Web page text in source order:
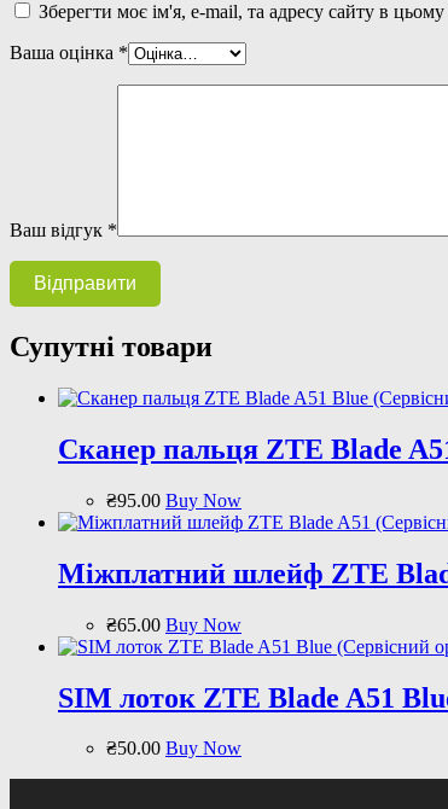
Зберегти моє ім'я, e-mail, та адресу сайту в
Ваша оцінка *
Ваш відгук *
Супутні товари
Сканер пальця ZTE Blade
₴95.00 Buy Now
Міжплатний шлейф ZTE
₴65.00 Buy Now
SIM лоток ZTE Blade A51
₴50.00 Buy Now